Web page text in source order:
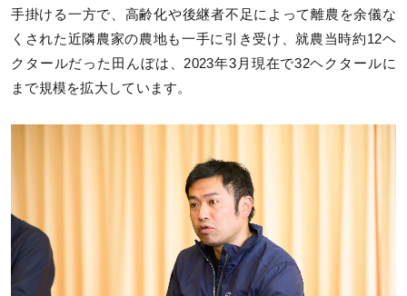
手掛ける一方で、高齢化や後継者不足によって離農を余儀な
くされた近隣農家の農地も一手に引き受け、就農当時約12ヘ
クタールだった田んぼは、2023年3月現在で32ヘクタールに
まで規模を拡大しています。